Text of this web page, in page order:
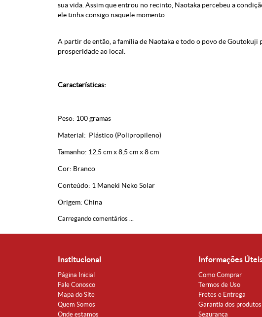
sua vida. Assim que entrou no recinto, Naotaka percebeu a
ele tinha consigo naquele momento.
A partir de então, a família de Naotaka e todo o povo de Goutokuji
prosperidade ao local.
Características:
Peso: 100 gramas
Material: Plástico (Polipropileno)
Tamanho: 12,5 cm x 8,5 cm x 8 cm
Cor: Branco
Conteúdo: 1 Maneki Neko Solar
Origem: China
Carregando comentários ...
Institucional
Página Inicial
Fale Conosco
Mapa do Site
Quem Somos
Onde estamos
Informações
Como Comprar
Termos de Uso
Fretes e Entrega
Garantia dos produtos
Segurança